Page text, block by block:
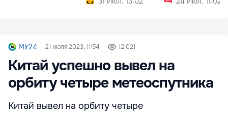
Mir24 21 июля 2023, 11:54 12 021
Китай успешно вывел на
орбиту четыре метеоспутника
Китай вывел на орбиту четыре